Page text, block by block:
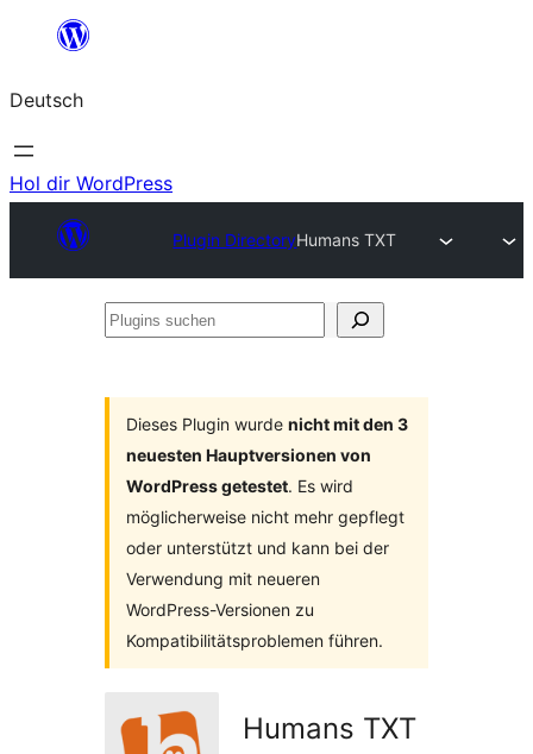
springen
Deutsch
Hol dir WordPress
Plugin DirectoryHumans TXT
Plugins
Dieses Plugin wurde nicht mit den 3
neuesten Hauptversionen von
WordPress getestet. Es wird
möglicherweise nicht mehr gepflegt
oder unterstützt und kann bei der
Verwendung mit neueren
WordPress-Versionen zu
Kompatibilitätsproblemen führen.
Humans TXT